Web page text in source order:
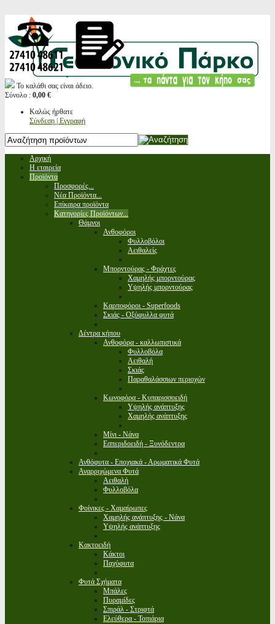
Το καλάθι σας είναι άδειο.
Σύνολο : 0,00 €
Καλώς ήρθατε
Σύνδεση | Εγγραφή
Αρχική
Η εταιρεία
Προϊόντα
Προσφορές...
Νέα Προϊόντα...
Επίκαιρα προϊόντα
Κατηγορίες Προϊόντων...
Θάμνοι
Ανθοφόροι
Φυλλοβόλοι
Αειθαλείς
Μπορντούρας - Φράχτες
Χαμηλής μπορντούρας
Υψηλής μπορντούρας
Καρποφόροι - Superfoods
Σκιάς - Οξύφυλλα φυτά
Δέντρα κήπου
Ανθοφόρα - καλλωπιστικά
Φυλλοβόλα
Αειθαλή
Σκιάς
Παραθαλάσσιων περιοχών
Κωνοφόρα - Κυπαρισσοειδή
Υψηλής ανάπτυξης
Χαμηλής ανάπτυξης
Μίνι - Νάνα
Εσπεριδοειδή - Ξυνόδεντρα
Ανθόφυτα - Εποχιακά - Αρωματικά Φυτά
Αναρριχώμενα Φυτά
Αειθαλή
Φυλλοβόλα
Φοίνικες - Χαμαίρωπες
Χαμηλής ανάπτυξης - Νάνα
Υψηλής ανάπτυξης
Κακτοειδή
Κάκτοι
Παχύφυτα
Φυτά Σχήματα
Μπάλες
Πυραμίδες
Σπιράλ - Στριφτά
Ελεύθερα - Τοπιάρια